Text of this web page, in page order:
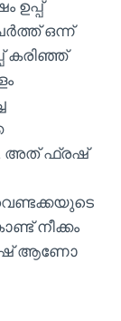
ഉപ്പ്
ഒന്ന്
കരിഞ്ഞ്
അത് ഫ്രഷ്
നീക്കം
ആണോ